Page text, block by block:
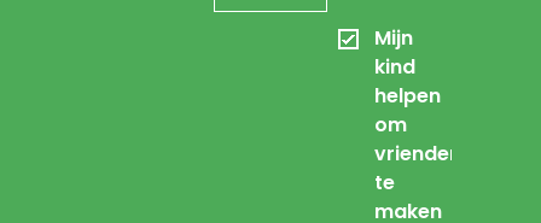
Mijn
kind
helpen
om
vrienden
te
maken